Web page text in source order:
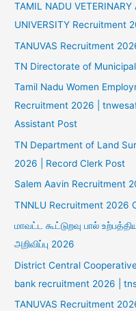
TAMIL NADU
UNIVERSITY Recruitment
TANUVAS Recruitment
TN Directorate of
Tamil Nadu Women
Recruitment 2026 |
Assistant Post
TN Department of Land
2026 | Record Clerk Post
Salem Aavin Recruitment
TNNLU Recruitment 2026
மாவட்ட கூட்டுறவு பால்
அறிவிப்பு 2026
District Central
bank recruitment 2026 |
TANUVAS Recruitment